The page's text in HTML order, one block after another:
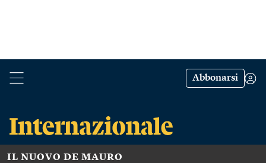
Abbonarsi
IL NUOVO DE MAURO